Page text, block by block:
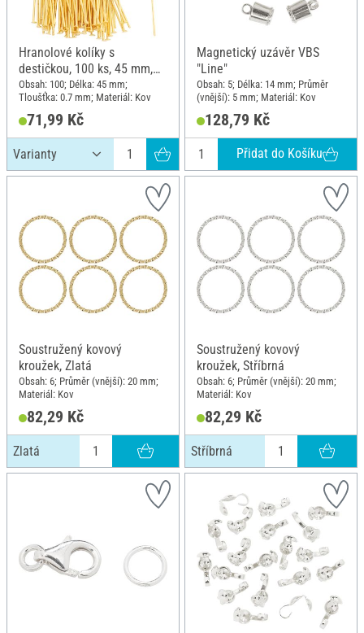
Hranolové kolíky s
destičkou, 100 ks, 45 mm,
Pozlacený
Obsah: 100; Délka: 45 mm;
Tloušťka: 0.7 mm; Materiál: Kov
71,99 Kč
Magnetický uzávěr VBS
"Line"
Obsah: 5; Délka: 14 mm; Průměr
(vnější): 5 mm; Materiál: Kov
128,79 Kč
Přidat do Košíku
Soustružený kovový
kroužek, Zlatá
Obsah: 6; Průměr (vnější): 20 mm;
Materiál: Kov
82,29 Kč
Zlatá
Soustružený kovový
kroužek, Stříbrná
Obsah: 6; Průměr (vnější): 20 mm;
Materiál: Kov
82,29 Kč
Stříbrná